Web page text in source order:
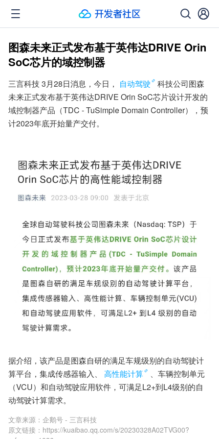
图森未来正式发布基于英伟达DRIVE Orin
SoC芯片的域控制器
三言科技 3月28日消息，今日， 自动驾驶
科技公司图森
未来正式发布基于英伟达DRIVE Orin SoC芯片设计开发的
域控制器产品（TDC - TuSimple Domain Controller），预
计2023年底开始量产交付。
据介绍，该产品是图森自研的满足车规级别的自动驾驶计
算平台，集成传感器输入、
高性能计算
、车辆控制单元
（VCU）和自动驾驶应用软件，可满足L2+到L4级别的自
动驾驶计算需求。
文章来源： 企鹅号 - 三言科技
原文链接： https://kuaibao.qq.com/s/20230328A02TVG00?